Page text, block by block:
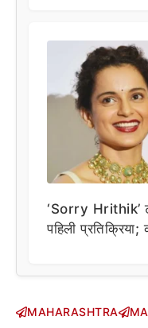
‘Sorry Hrithik’
पहिली
MAHARASHTRA